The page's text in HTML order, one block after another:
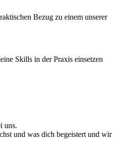
Bezug zu einem unserer
Skills in der Praxis einsetzen
uns.
und was dich begeistert und wir